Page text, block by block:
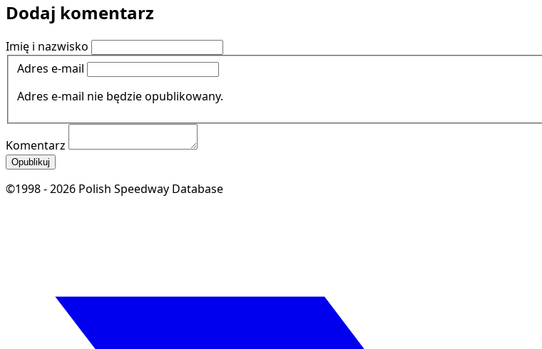
Dodaj komentarz
Imię i nazwisko
Adres e-mail
Adres e-mail nie będzie opublikowany.
Komentarz
Opublikuj
©1998 - 2026 Polish Speedway Database